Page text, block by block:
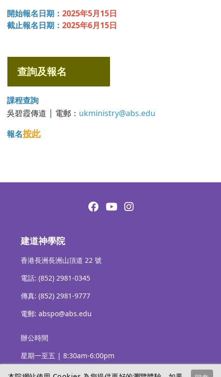
開始報名日期： 2025年5月15日
截止報名日期： 2025年6月15日
查詢及報名
課程查詢
吳碧霞傳道 | 電郵： ukministry@abs.edu
報名按此
建道神學院
香港長洲長洲山頂道 22 號
電話: (852) 2981-0345
傳真: (852) 2981-9777
電郵: abspo@abs.edu
辦公時間
星期一至五 | 8:30am-6:00pm